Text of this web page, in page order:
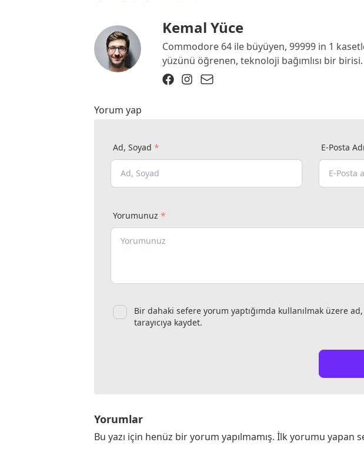
Kemal Yüce
Commodore 64 ile büyüyen, 99999 in 1
yüzünü öğrenen, teknoloji bağımlısı bir birisi.
Yorum yap
Ad, Soyad * E-Posta
Yorumunuz *
Bir dahaki sefere yorum yaptığımda kullanılmak üzere
tarayıcıya kaydet.
Yorumlar
Bu yazı için henüz bir yorum yapılmamış. İlk yorumu yapan